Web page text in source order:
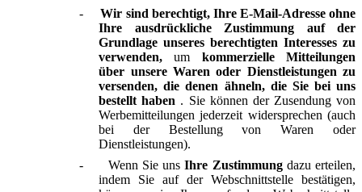
-
Wir sind berechtigt, Ihre E-Mail-Adresse ohne
Ihre ausdrückliche Zustimmung auf der
Grundlage unseres berechtigten Interesses zu
verwenden, um kommerzielle Mitteilungen
über unsere Waren oder Dienstleistungen zu
versenden, die denen ähneln, die Sie bei uns
bestellt haben . Sie können der Zusendung von
Werbemitteilungen jederzeit widersprechen (auch
bei der Bestellung von Waren oder
Dienstleistungen).
-
Wenn Sie unsIhre Zustimmungdazu erteilen,
indem Sie auf der Webschnittstelle bestätigen,